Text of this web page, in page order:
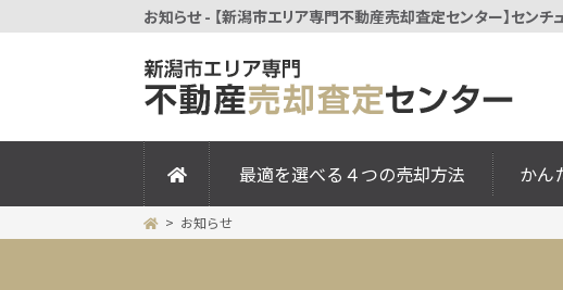
お知らせ - 【新潟市エリア専門不動産売却査定センター】センチ
最適を選べる４つの売却方法 かん
お知らせ